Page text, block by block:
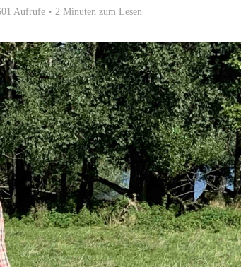
Aufrufe 2 Minuten zum Lesen